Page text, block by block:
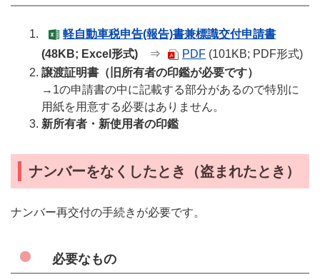
軽自動車税申告(報告)書兼標識交付申請書
(48KB; Excel形式) ⇒ PDF (101KB; PDF形式)
譲渡証明書（旧所有者の印鑑が必要です）
→1の申請書の中に記載する部分があるので特別に
用紙を用意する必要はありません。
新所有者・新使用者の印鑑
ナンバーをなくしたとき（盗まれたとき）
ナンバー再交付の手続きが必要です。
必要なもの